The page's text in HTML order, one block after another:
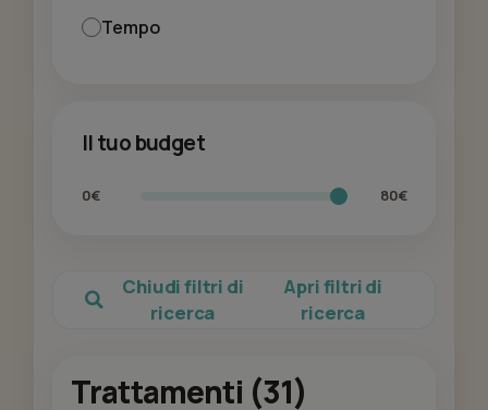
Tempo
Il tuo budget
0€ 80€
Chiudi filtri di
ricerca
Apri filtri di
ricerca
Trattamenti (31)